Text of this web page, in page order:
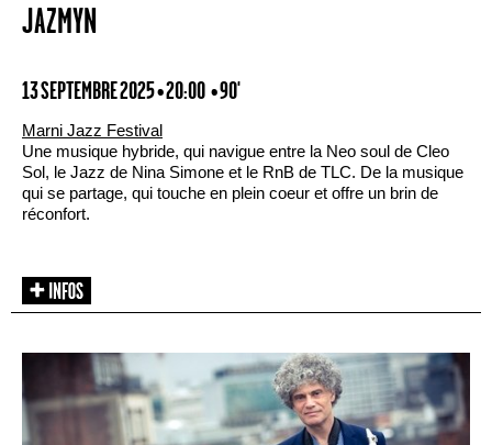
JAZMYN
13 SEPTEMBRE 2025 • 20:00 • 90'
Marni Jazz Festival
Une musique hybride, qui navigue entre la Neo soul de Cleo
Sol, le Jazz de Nina Simone et le RnB de TLC. De la musique
qui se partage, qui touche en plein coeur et offre un brin de
réconfort.